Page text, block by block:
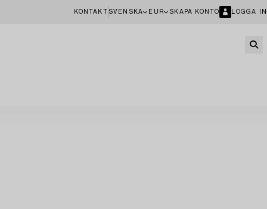
KONTAKT SVENSKA EUR SKAPA KONTO LOGGA IN